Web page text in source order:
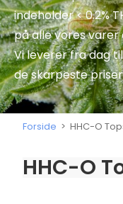
indeholder < 0.2%
på alle vores
Vi leverer fra dag
de skarpeste
Forside > HHC-O
HHC-O